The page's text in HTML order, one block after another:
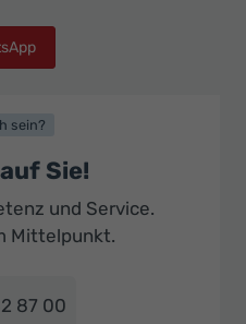
sein?
Sie!
und Service.
Mittelpunkt.
87 00